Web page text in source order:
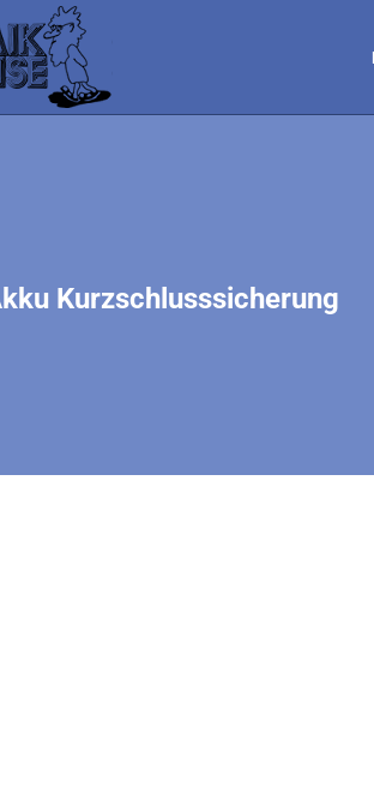
Kurzschlusssicherung